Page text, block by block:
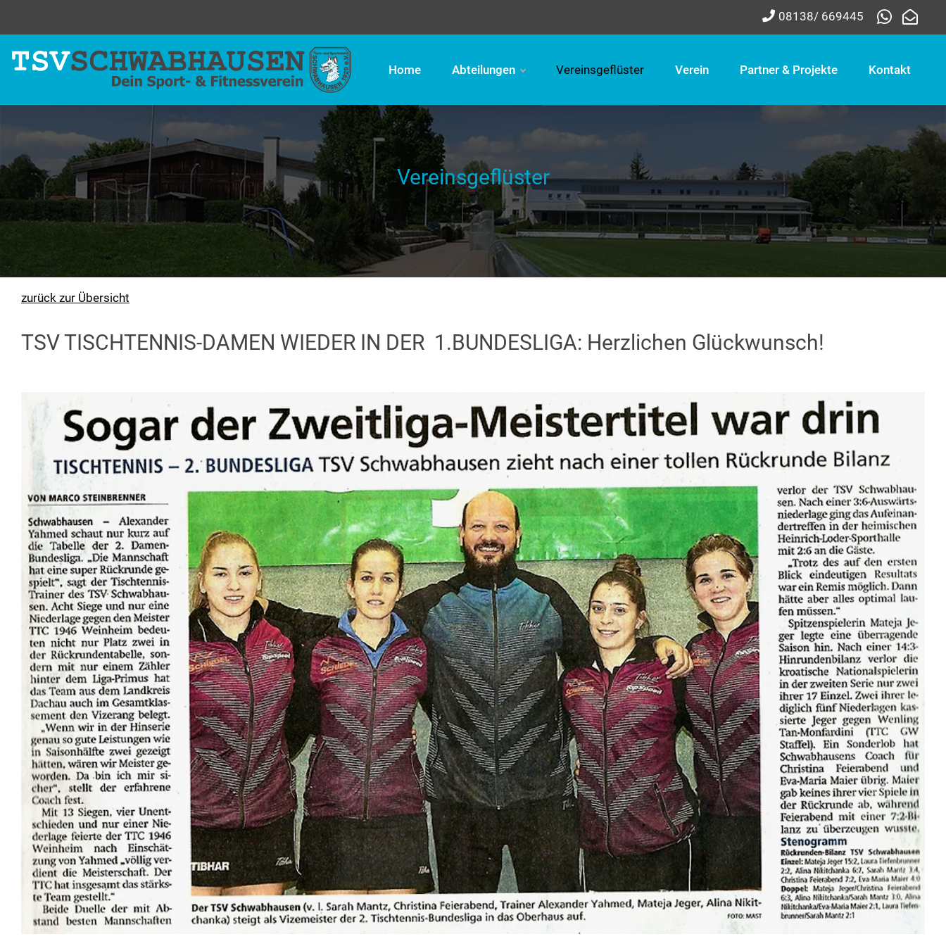
08138/ 669445
Home Abteilungen Vereinsgeflüster Verein Partner & Projekte Kontakt
Vereinsgeflüster
zurück zur Übersicht
TSV TISCHTENNIS-DAMEN WIEDER IN DER 1.BUNDESLIGA: Herzlichen Glückwunsch!